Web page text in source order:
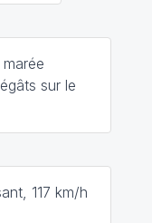
sur le
117 km/h